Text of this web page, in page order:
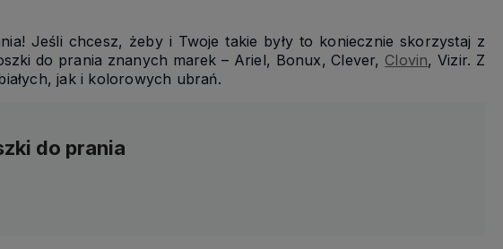
oferty lub zaloguj się, aby przywrócić dodane
produkty do listy z poprzedniej sesji.
Jeśli chcesz, żeby i Twoje takie były to koniecznie skorzystaj z
do prania znanych marek – Ariel, Bonux, Clever, Clovin, Vizir. Z
jak i kolorowych ubrań.
do prania